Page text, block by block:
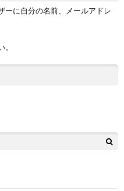
ーに自分の名前、メールアドレ